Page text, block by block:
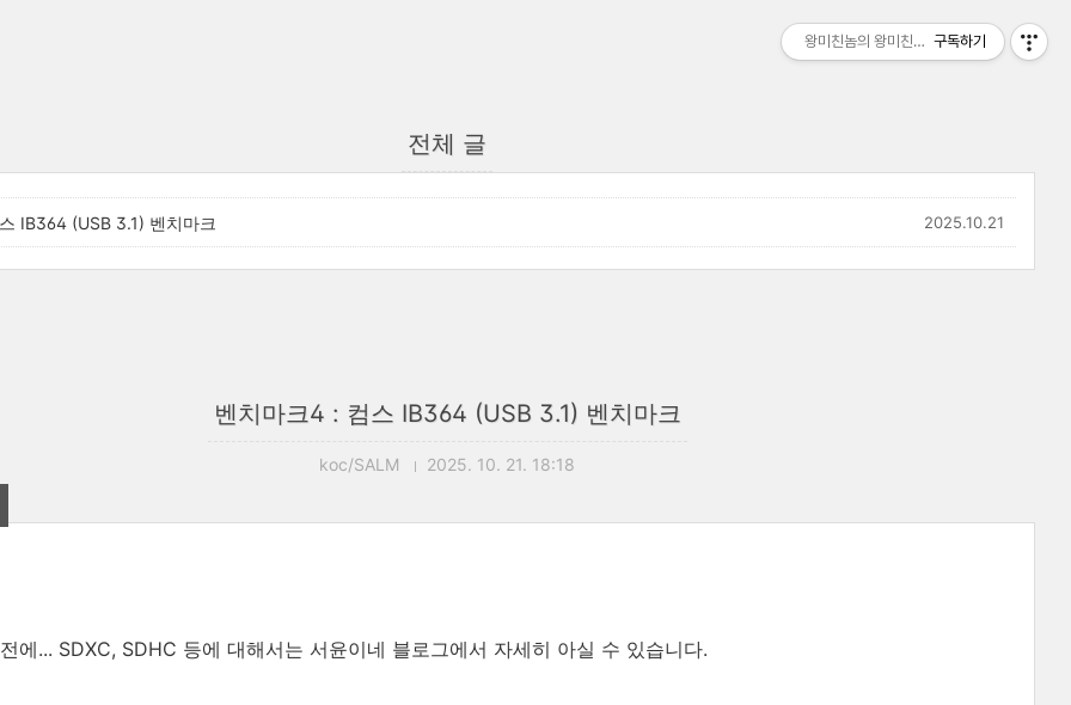
전체 글
IB364 (USB 3.1) 벤치마크 2025.10.21
벤치마크4 : 컴스 IB364 (USB 3.1) 벤치마크
koc/SALM 2025. 10. 21. 18:18
에... SDXC, SDHC 등에 대해서는 서윤이네 블로그에서 자세히 아실 수 있습니다.
왕미친놈의 왕미친세상구독하기